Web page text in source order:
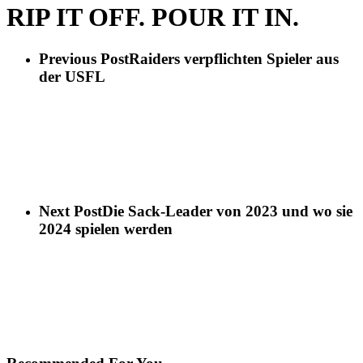
RIP IT OFF. POUR IT IN.
Previous PostRaiders verpflichten Spieler aus
der USFL
Next PostDie Sack-Leader von 2023 und wo sie
2024 spielen werden